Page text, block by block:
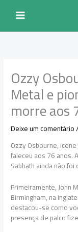
conteúdo
Ozzy
Metal e
morre aos
Deixe um comentário
Ozzy Osbourne,
faleceu aos 76 anos.
Sabbath ainda não foi
Primeiramente, John
Birmingham, na
destacou-se como
presença de palco